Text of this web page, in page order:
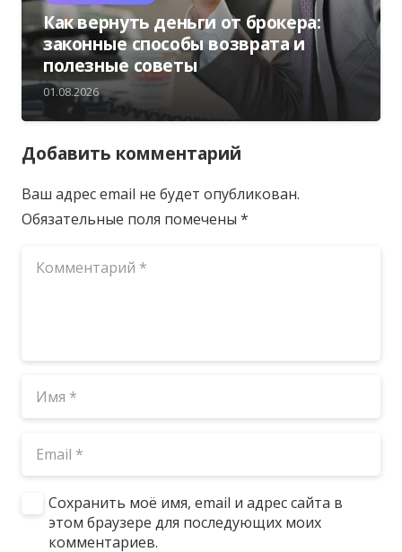
Как вернуть деньги от брокера:
законные способы возврата и
полезные советы
01.08.2026
Добавить комментарий
Ваш адрес email не будет опубликован.
Обязательные поля помечены *
Сохранить моё имя, email и адрес сайта в
этом браузере для последующих моих
комментариев.